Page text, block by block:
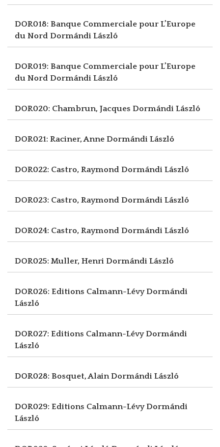
DOR018: Banque Commerciale pour L’Europe
du Nord Dormándi László
DOR019: Banque Commerciale pour L’Europe
du Nord Dormándi László
DOR020: Chambrun, Jacques Dormándi László
DOR021: Raciner, Anne Dormándi László
DOR022: Castro, Raymond Dormándi László
DOR023: Castro, Raymond Dormándi László
DOR024: Castro, Raymond Dormándi László
DOR025: Muller, Henri Dormándi László
DOR026: Editions Calmann-LévyDormándi
László
DOR027: Editions Calmann-LévyDormándi
László
DOR028: Bosquet, AlainDormándi László
DOR029: Editions Calmann-LévyDormándi
László